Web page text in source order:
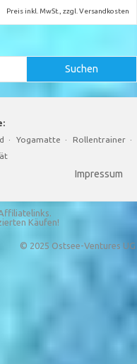
Preis inkl. MwSt., zzgl. Versandkosten
Suchen
· Yogamatte · Rollentrainer ·
Impressum
Käufen!
© 2025 Ostsee-Ventures UG